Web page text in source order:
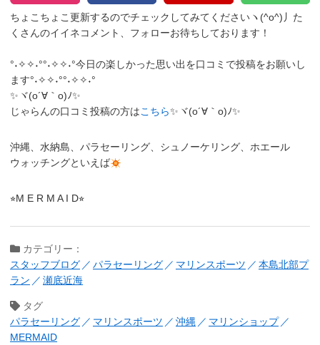
ちょこちょこ更新するのでチェックしてみてくださいヽ(^o^)丿 た
くさんのイイネコメント、フォローお待ちしております！
°˖✧✧˖°°˖✧✧˖°今日の楽しかった思い出を口コミで投稿をお願いし
ます°˖✧✧˖°°˖✧✧˖°
✨ヾ(o´∀｀o)ﾉ✨
じゃらんの口コミ投稿の方はこちら✨ヾ(o´∀｀o)ﾉ✨
沖縄、水納島、パラセーリング、シュノーケリング、ホエール
ウォッチングといえば
⭐︎M E R M A I D⭐︎
カテゴリー：
スタッフブログ
パラセーリング マリンスポーツ
本島北部プ
ラン
瀬底近海
タグ
パラセーリング
マリンスポーツ 沖縄
マリンショップ
MERMAID